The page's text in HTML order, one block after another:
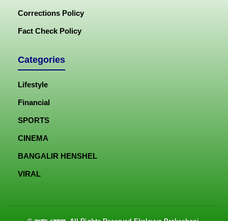
Corrections Policy
Fact Check Policy
Categories
Lifestyle
Financial
SPORTS
CINEMA
BANGALIR HENSHEL
VIRAL